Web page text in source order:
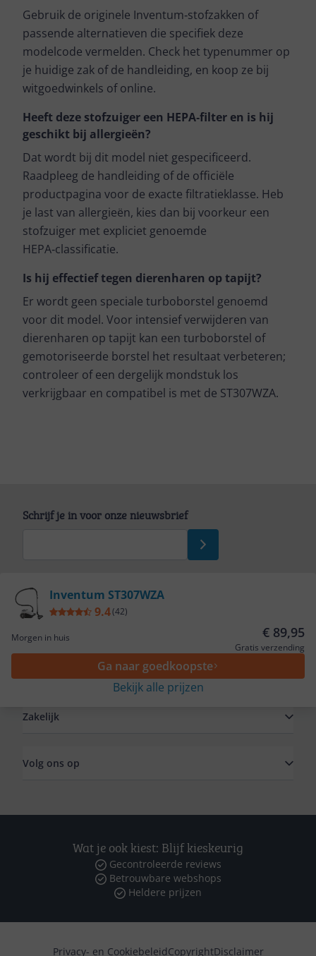
Gebruik de originele Inventum‑stofzakken of
passende alternatieven die specifiek deze
modelcode vermelden. Check het typenummer op
je huidige zak of de handleiding, en koop ze bij
witgoedwinkels of online.
Heeft deze stofzuiger een HEPA‑filter en is hij
geschikt bij allergieën?
Dat wordt bij dit model niet gespecificeerd.
Raadpleeg de handleiding of de officiële
productpagina voor de exacte filtratieklasse. Heb
je last van allergieën, kies dan bij voorkeur een
stofzuiger met expliciet genoemde
HEPA‑classificatie.
Is hij effectief tegen dierenharen op tapijt?
Er wordt geen speciale turboborstel genoemd
voor dit model. Voor intensief verwijderen van
dierenharen op tapijt kan een turboborstel of
gemotoriseerde borstel het resultaat verbeteren;
controleer of een dergelijk mondstuk los
verkrijgbaar en compatibel is met de ST307WZA.
Inventum ST307WZA
9.4(42)
Morgen in huis € 89,95
Gratis verzending
Ga naar goedkoopste
Bekijk alle prijzen
Schrijf je in voor onze nieuwsbrief
Service
Zakelijk
Volg ons op
Wat je ook kiest: Blijf kieskeurig
Gecontroleerde reviews
Betrouwbare webshops
Heldere prijzen
Privacy- en CookiebeleidCopyrightDisclaimer